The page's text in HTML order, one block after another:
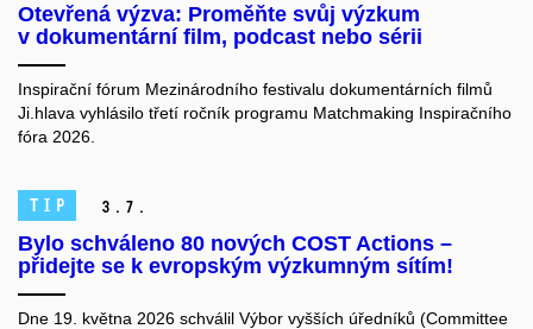
Otevřená výzva: Proměňte svůj výzkum
v dokumentární film, podcast nebo sérii
Inspirační fórum Mezinárodního festivalu dokumentárních filmů
Ji.hlava vyhlásilo třetí ročník programu Matchmaking Inspiračního
fóra 2026.
TIP 3. 7.
Bylo schváleno 80 nových COST Actions –
přidejte se k evropským výzkumným sítím!
Dne 19. května 2026 schválil Výbor vyšších úředníků (Committee